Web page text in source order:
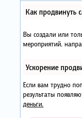
Как продвинуть
Вы создали или
мероприятий,
Ускорение
Если вам трудно
результаты
деньги.